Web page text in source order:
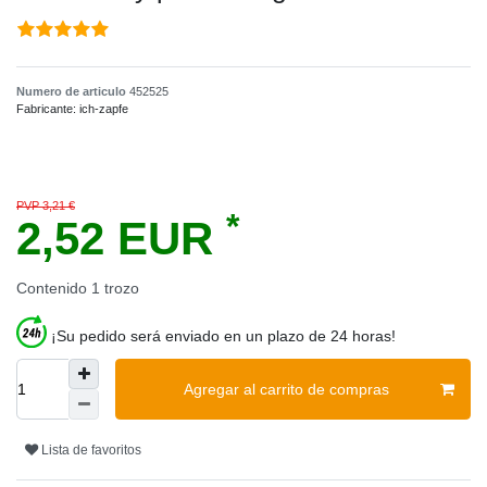
Numero de articulo 452525
Fabricante: ich-zapfe
PVP 3,21 €
2,52 EUR *
Contenido 1 trozo
¡Su pedido será enviado en un plazo de 24 horas!
Agregar al carrito de compras
Lista de favoritos